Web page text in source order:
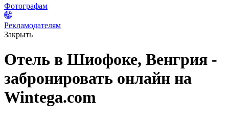
Фотографам
Рекламодателям
Закрыть
Отель в Шиофоке, Венгрия -
забронировать онлайн на
Wintega.com